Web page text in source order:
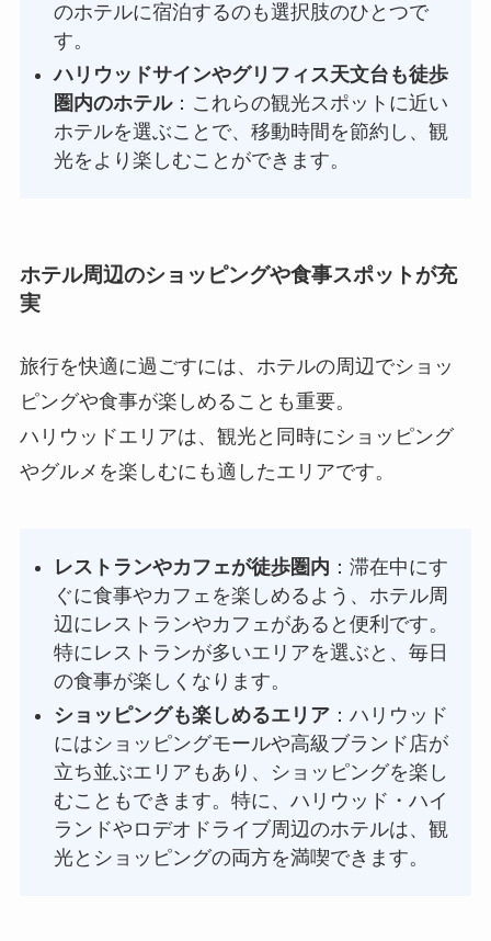
のホテルに宿泊するのも選択肢のひとつで
す。
ハリウッドサインやグリフィス天文台も徒歩
圏内のホテル：これらの観光スポットに近い
ホテルを選ぶことで、移動時間を節約し、観
光をより楽しむことができます。
ホテル周辺のショッピングや食事スポットが充
実
旅行を快適に過ごすには、ホテルの周辺でショッ
ピングや食事が楽しめることも重要。
ハリウッドエリアは、観光と同時にショッピング
やグルメを楽しむにも適したエリアです。
レストランやカフェが徒歩圏内 ：滞在中にす
ぐに食事やカフェを楽しめるよう、ホテル周
辺にレストランやカフェがあると便利です。
特にレストランが多いエリアを選ぶと、毎日
の食事が楽しくなります。
ショッピングも楽しめるエリア ：ハリウッド
にはショッピングモールや高級ブランド店が
立ち並ぶエリアもあり、ショッピングを楽し
むこともできます。特に、ハリウッド・ハイ
ランドやロデオドライブ周辺のホテルは、観
光とショッピングの両方を満喫できます。